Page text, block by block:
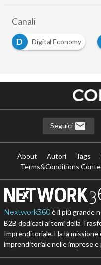
Canali
D
Digital Economy
Seguici
About Autori Tags
Terms&Conditions
Nextwork360 è il più grande
B2B dedicati ai temi della
Imprenditoriale. Ha la
imprenditoriale nelle imprese